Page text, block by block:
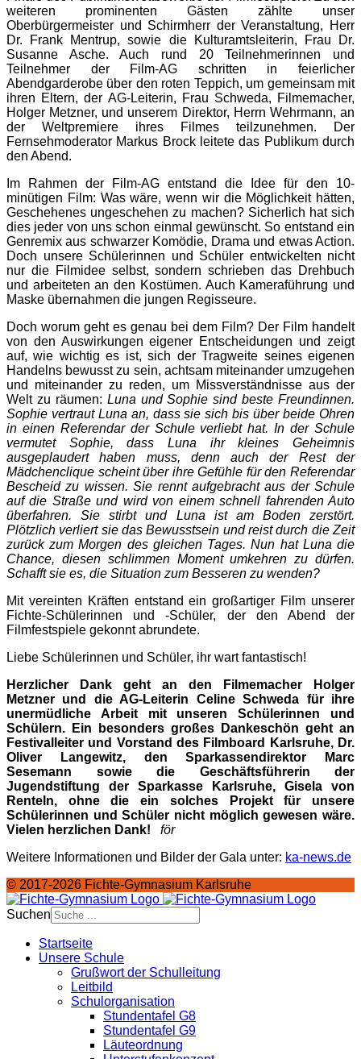
weiteren prominenten Gästen zählte unser
Oberbürgermeister und Schirmherr der Veranstaltung, Herr
Dr. Frank Mentrup, sowie die Kulturamtsleiterin, Frau Dr.
Susanne Asche. Auch rund 20 Teilnehmerinnen und
Teilnehmer der Film-AG schritten in feierlicher
Abendgarderobe über den roten Teppich, um gemeinsam mit
ihren Eltern, der AG-Leiterin, Frau Schweda, Filmemacher,
Holger Metzner, und unserem Direktor, Herrn Wehrmann, an
der Weltpremiere ihres Filmes teilzunehmen. Der
Fernsehmoderator Markus Brock leitete das Publikum durch
den Abend.
Im Rahmen der Film-AG entstand die Idee für den 10-
minütigen Film: Was wäre, wenn wir die Möglichkeit hätten,
Geschehenes ungeschehen zu machen? Sicherlich hat sich
dies jeder von uns schon einmal gewünscht. So entstand ein
Genremix aus schwarzer Komödie, Drama und etwas Action.
Doch unsere Schülerinnen und Schüler entwickelten nicht
nur die Filmidee selbst, sondern schrieben das Drehbuch
und arbeiteten an den Kostümen. Auch Kameraführung und
Maske übernahmen die jungen Regisseure.
Doch worum geht es genau bei dem Film? Der Film handelt
von den Auswirkungen eigener Entscheidungen und zeigt
auf, wie wichtig es ist, sich der Tragweite seines eigenen
Handelns bewusst zu sein, achtsam miteinander umzugehen
und miteinander zu reden, um Missverständnisse aus der
Welt zu räumen: Luna und Sophie sind beste Freundinnen.
Sophie vertraut Luna an, dass sie sich bis über beide Ohren
in einen Referendar der Schule verliebt hat. In der Schule
vermutet Sophie, dass Luna ihr kleines Geheimnis
ausgeplaudert haben muss, denn auch der Rest der
Mädchenclique scheint über ihre Gefühle für den Referendar
Bescheid zu wissen. Sie rennt aufgebracht aus der Schule
auf die Straße und wird von einem schnell fahrenden Auto
überfahren. Sie stirbt und Luna ist am Boden zerstört.
Plötzlich verliert sie das Bewusstsein und reist durch die Zeit
zurück zum Morgen des gleichen Tages. Nun hat Luna die
Chance, diesen schlimmen Moment umkehren zu dürfen.
Schafft sie es, die Situation zum Besseren zu wenden?
Mit vereinten Kräften entstand ein großartiger Film unserer
Fichte-Schülerinnen und -Schüler, der den Abend der
Filmfestspiele gekonnt abrundete.
Liebe Schülerinnen und Schüler, ihr wart fantastisch!
Herzlicher Dank geht an den Filmemacher Holger
Metzner und die AG-Leiterin Celine Schweda für ihre
unermüdliche Arbeit mit unseren Schülerinnen und
Schülern. Ein besonders großes Dankeschön geht an
Festivalleiter und Vorstand des Filmboard Karlsruhe, Dr.
Oliver Langewitz, den Sparkassendirektor Marc
Sesemann sowie die Geschäftsführerin der
Jugendstiftung der Sparkasse Karlsruhe, Gisela von
Renteln, ohne die ein solches Projekt für unsere
Schülerinnen und Schüler nicht möglich gewesen wäre.
Vielen herzlichen Dank! för
Weitere Informationen und Bilder der Gala unter: ka-news.de
© 2017-2026 Fichte-Gymnasium Karlsruhe
Suchen
Startseite
Unsere Schule
Grußwort der Schulleitung
Leitbild
Schulorganisation
Stundentafel G8
Stundentafel G9
Läuteordnung